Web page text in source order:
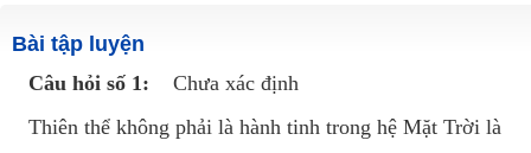
Bài tập luyện
Câu hỏi số 1:
Chưa xác định
Thiên thể không phải là hành tinh trong hệ Mặt Trời là